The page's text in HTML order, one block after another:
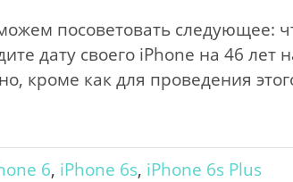
посоветовать следующее:
дату своего iPhone на 46 лет
кроме как для проведения
6, iPhone 6s, iPhone 6s Plus